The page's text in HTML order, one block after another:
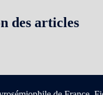
des articles